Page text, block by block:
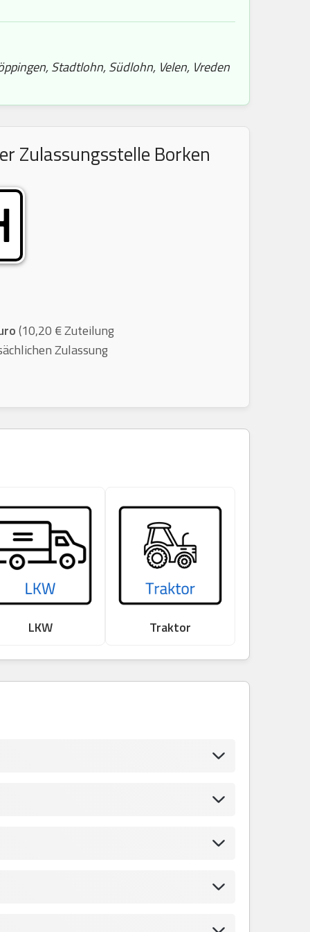
Stadtlohn, Südlohn, Velen, Vreden
Zulassungsstelle Borken
(10,20 € Zuteilung
Zulassung
LKW Traktor